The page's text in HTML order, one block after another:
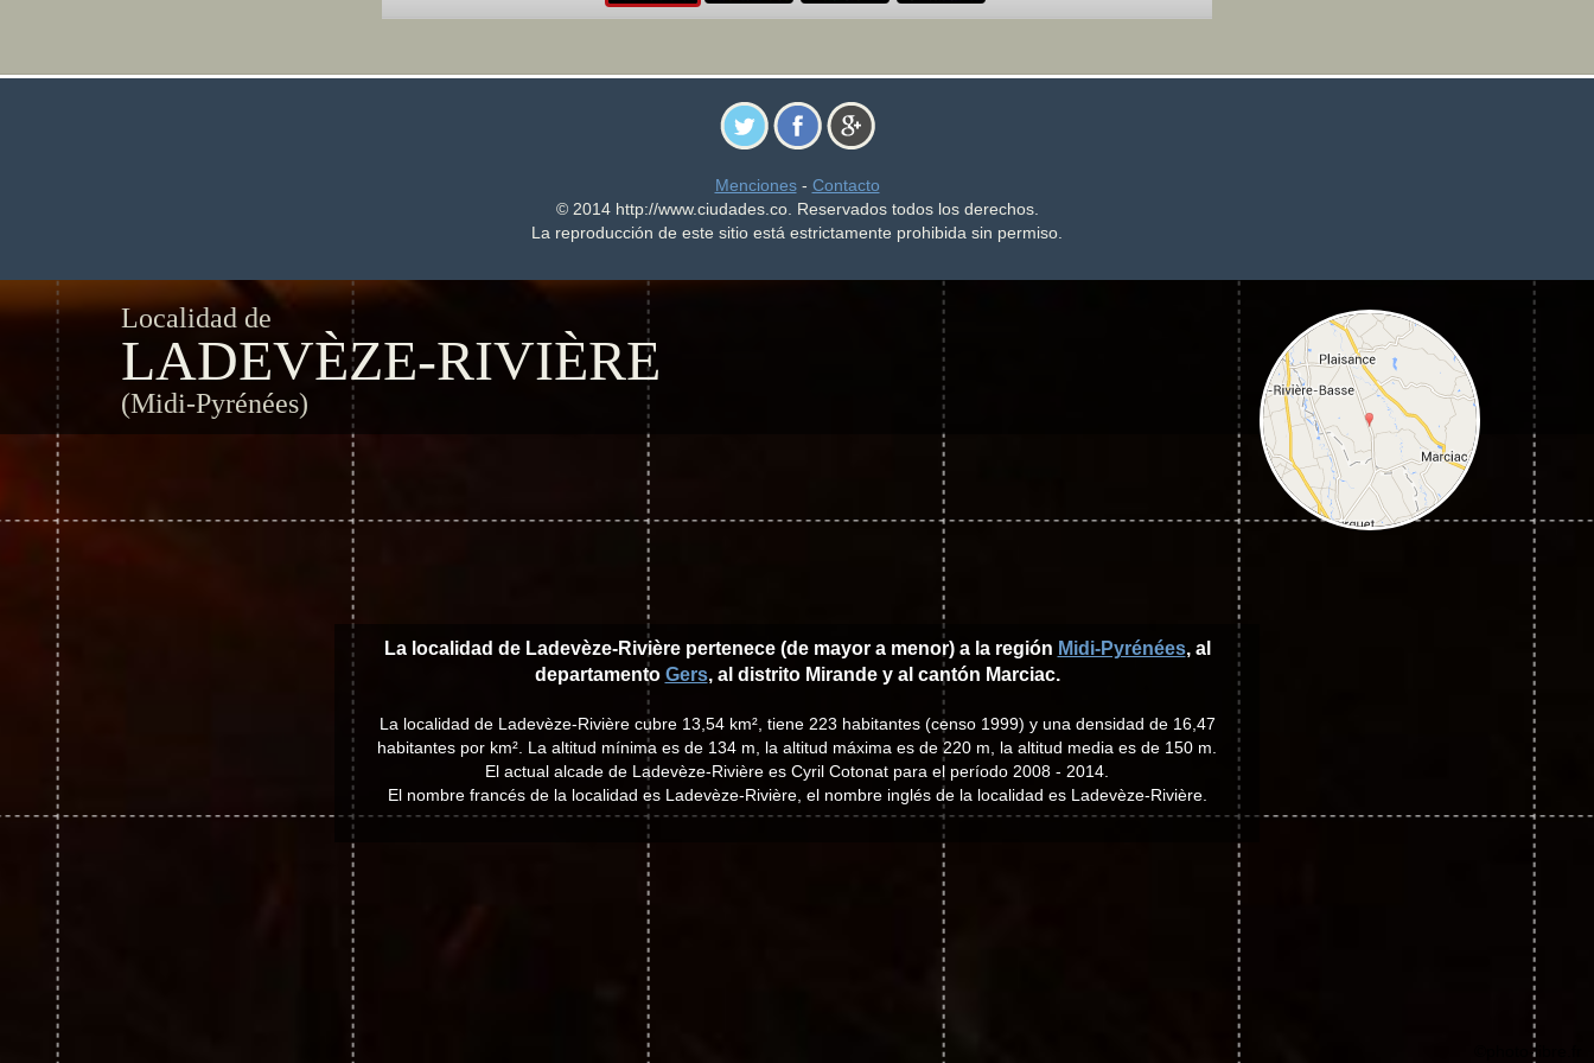
Menciones- Contacto
© 2014 http://www.ciudades.co. Reservados todos los derechos.
La reproducción de este sitio está estrictamente prohibida sin permiso.
Localidad de
LADEVÈZE-RIVIÈRE
(Midi-Pyrénées)
La localidad de Ladevèze-Rivière pertenece (de mayor a menor) a la región Midi-Pyrénées, al
departamento Gers, al distrito Mirande y al cantón Marciac.
La localidad de Ladevèze-Rivière cubre 13,54 km², tiene 223 habitantes (censo 1999) y una densidad de 16,47
habitantes por km². La altitud mínima es de 134 m, la altitud máxima es de 220 m, la altitud media es de 150 m.
El actual alcade de Ladevèze-Rivière es Cyril Cotonat para el período 2008 - 2014.
El nombre francés de la localidad es Ladevèze-Rivière, el nombre inglés de la localidad es Ladevèze-Rivière.
©photo-libre.fr